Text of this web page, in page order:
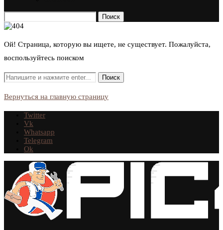
Поиск
Ой! Страница, которую вы ищете, не существует. Пожалуйста,
воспользуйтесь поиском
Вернуться на главную страницу
Twitter
Vk
Whatsapp
Telegram
Ok